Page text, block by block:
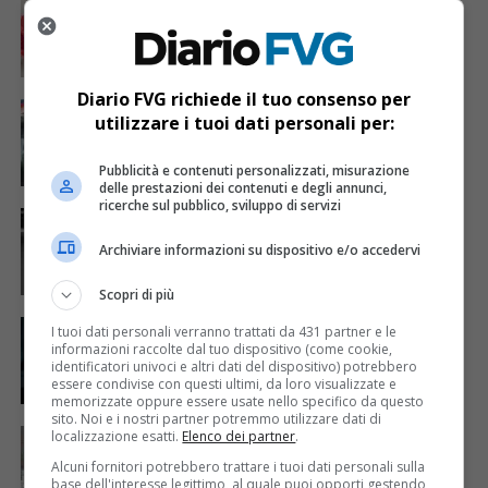
73enne mette in fuga il malvivente
CRONACA & ATTUALITÀ 2 anni fa
Aggressione a Udine: tre sconosciuti
CRONACA & ATTUALITÀ 2 anni fa
arresti per un colpo da 200 mila euro
CRONACA & ATTUALITÀ 2 anni fa
Furti a Trieste: colpo da 40mila euro
scuote la città
CRONACA & ATTUALITÀ 3 anni fa
Carabinieri, arrestati i ladri sul
monopattino: in manette un italiano e un
Diario FVG richiede il tuo consenso per
utilizzare i tuoi dati personali per:
Pubblicità e contenuti personalizzati, misurazione
delle prestazioni dei contenuti e degli annunci,
ricerche sul pubblico, sviluppo di servizi
Archiviare informazioni su dispositivo e/o accedervi
Scopri di più
I tuoi dati personali verranno trattati da 431 partner e le
informazioni raccolte dal tuo dispositivo (come cookie,
identificatori univoci e altri dati del dispositivo) potrebbero
essere condivise con questi ultimi, da loro visualizzate e
memorizzate oppure essere usate nello specifico da questo
sito. Noi e i nostri partner potremmo utilizzare dati di
localizzazione esatti. Elenco dei partner.
Alcuni fornitori potrebbero trattare i tuoi dati personali sulla
base dell'interesse legittimo, al quale puoi opporti gestendo